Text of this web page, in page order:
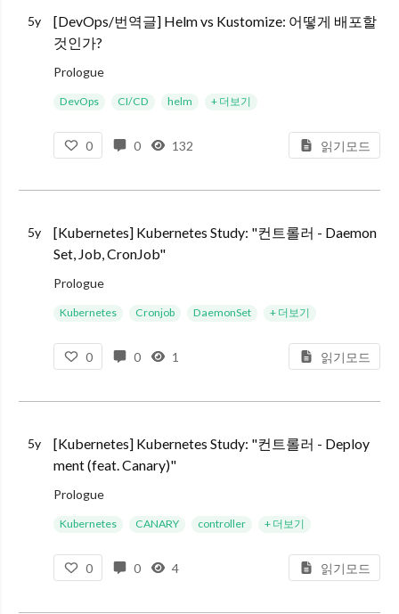
5y
[DevOps/번역글] Helm vs Kustomize: 어떻게 배포할
것인가?
Prologue
패키징 작업을 하다보면 Helm과 Kustomize를 사용하는 예제들을 종종 찾아볼 수 있습니다. 그러나 정작 둘의 차이점은 명확하게 알지 못한 채, "그냥 클러스터에 패키지 배포 쉽게 해주는 녀석 아니야?"라는
DevOps CI/CD helm + 더보기
0 0 132 읽기모드
5y
[Kubernetes] Kubernetes Study: "컨트롤러 - Daemon
Set, Job, CronJob"
Prologue
본 포스트는 인프런 쿠버네티스 스터디 그룹에서 진행하는 스터디 자료의 일환으로 작성하였습니다. 기본적으론 [대세는 쿠버네티스] 강의를 보고 내용을 정리합니다. 그리고 제 경험이나 이해를 곁들여 포스트를 작성했습니
Kubernetes Cronjob DaemonSet + 더보기
0 0 1 읽기모드
5y
[Kubernetes] Kubernetes Study: "컨트롤러 - Deploy
ment (feat. Canary)"
Prologue
본 포스트는 인프런 쿠버네티스 스터디 그룹에서 진행하는 스터디 자료의 일환으로 작성하였습니다. 기본적으론 [대세는 쿠버네티스] 강의를 보고 내용을 정리합니다. 그리고 제 경험이나 이해를 곁들여 포스트를 작성했습니다
Kubernetes CANARY controller + 더보기
0 0 4 읽기모드